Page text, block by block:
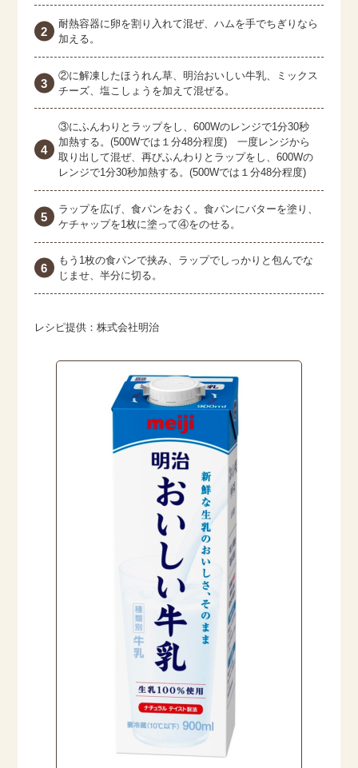
耐熱容器に卵を割り入れて混ぜ、ハムを手でちぎりなら
加える。
②に解凍したほうれん草、明治おいしい牛乳、ミックス
チーズ、塩こしょうを加えて混ぜる。
③にふんわりとラップをし、600Wのレンジで1分30秒
加熱する。(500Wでは１分48分程度) 一度レンジから
取り出して混ぜ、再びふんわりとラップをし、600Wの
レンジで1分30秒加熱する。(500Wでは１分48分程度)
ラップを広げ、食パンをおく。食パンにバターを塗り、
ケチャップを1枚に塗って④をのせる。
もう1枚の食パンで挟み、ラップでしっかりと包んでな
じませ、半分に切る。
レシピ提供：株式会社明治